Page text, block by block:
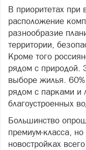
В приоритетах при
расположение
разнообразие
территории,
Кроме того
рядом с природой.
выборе жилья.
рядом с парками и
благоустроенных
Большинство
премиум-класса,
новостройках